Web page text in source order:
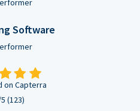
Software
on Capterra
(123)